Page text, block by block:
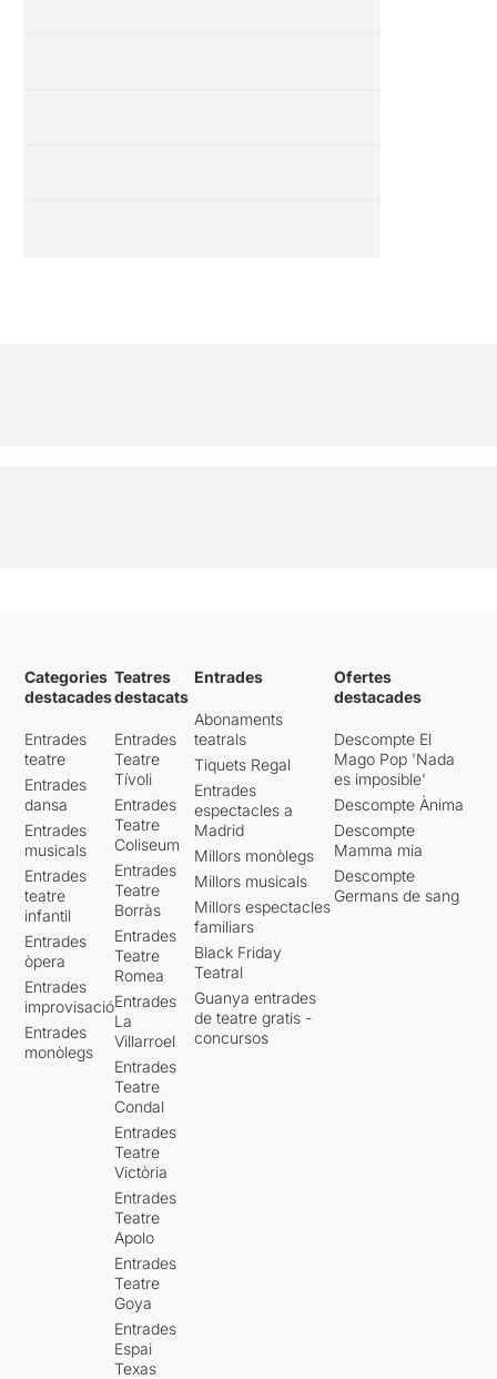
Categories
destacades
Entrades
teatre
Entrades
dansa
Entrades
musicals
Entrades
teatre
infantil
Entrades
òpera
Entrades
improvisació
Entrades
monòlegs
Teatres
destacats
Entrades
Teatre
Tívoli
Entrades
Teatre
Coliseum
Entrades
Teatre
Borràs
Entrades
Teatre
Romea
Entrades
La
Villarroel
Entrades
Teatre
Condal
Entrades
Teatre
Victòria
Entrades
Teatre
Apolo
Entrades
Teatre
Goya
Entrades
Espai
Texas
Entrades
Abonaments
teatrals
Tiquets Regal
Entrades
espectacles a
Madrid
Millors monòlegs
Millors musicals
Millors espectacles
familiars
Black Friday
Teatral
Guanya entrades
de teatre gratis -
concursos
Ofertes
destacades
Descompte El
Mago Pop 'Nada
es imposible'
Descompte Ànima
Descompte
Mamma mia
Descompte
Germans de sang